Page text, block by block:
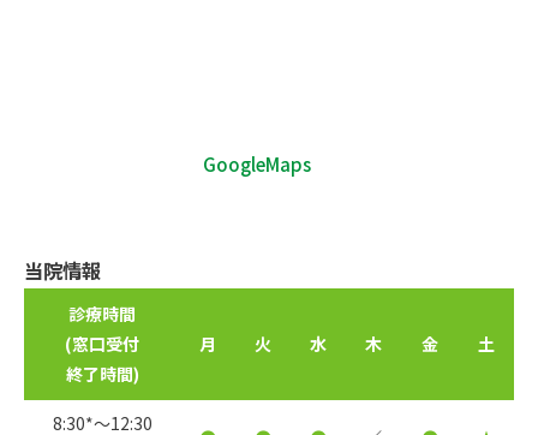
GoogleMaps
当院情報
診療時間
(窓口受付
終了時間)
月 火 水 木 金 土
8:30*〜12:30